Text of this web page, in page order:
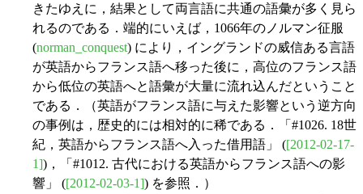
きたゆえに，結果として両言語に共通の語彙が多く見ら
れるのである．端的にいえば，1066年のノルマン征服
(norman_conquest) により，イングランドの威信ある言語
が英語からフランス語へ移った後に，高位のフランス語
から低位の英語へと語彙が大量に流れ込んだということ
である．（英語がフランス語に与えた影響という逆方向
の事例は，歴史的には相対的に稀である．「#1026. 18世
紀，英語からフランス語へ入った借用語」 ([2012-02-17-
1])，「#1012. 古代における英語からフランス語への影
響」 ([2012-02-03-1]) を参照．）